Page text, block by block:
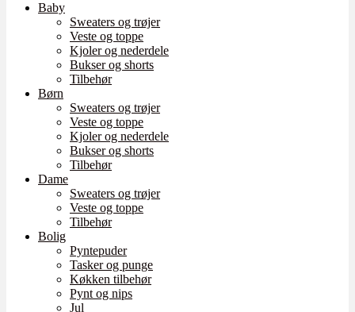
Baby
Sweaters og trøjer
Veste og toppe
Kjoler og nederdele
Bukser og shorts
Tilbehør
Børn
Sweaters og trøjer
Veste og toppe
Kjoler og nederdele
Bukser og shorts
Tilbehør
Dame
Sweaters og trøjer
Veste og toppe
Tilbehør
Bolig
Pyntepuder
Tasker og punge
Køkken tilbehør
Pynt og nips
Jul